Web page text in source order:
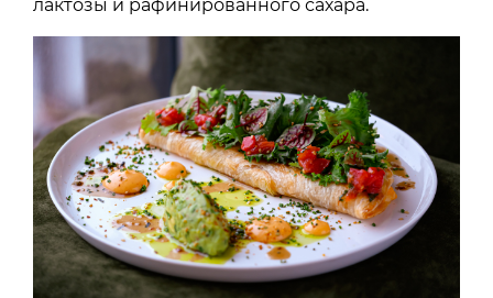
лактозы и рафинированного сахара.